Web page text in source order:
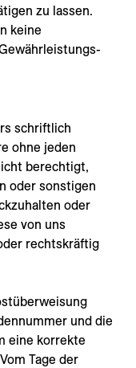
zu lassen.
keine
schriftlich
ohne jeden
berechtigt,
oder sonstigen
oder
von uns
rechtskräftig
und die
eine korrekte
Tage der